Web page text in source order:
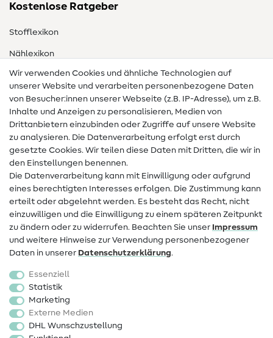
Kostenlose Ratgeber
Stofflexikon
Nählexikon
Nähanleitungen
Hilfe & Kontakt
Kontakt
Infos zum Betreiberwechsel
FAQ
Widerrufsrecht
Beliebt
Stoffe
Sale
Schnittmuster
Wir verwenden Cookies und ähnliche Technologien auf
unserer Website und verarbeiten personenbezogene Daten
von Besucher:innen unserer Webseite (z.B. IP-Adresse), um z.B.
Inhalte und Anzeigen zu personalisieren, Medien von
Drittanbietern einzubinden oder Zugriffe auf unsere Website
zu analysieren. Die Datenverarbeitung erfolgt erst durch
gesetzte Cookies. Wir teilen diese Daten mit Dritten, die wir in
den Einstellungen benennen.
Die Datenverarbeitung kann mit Einwilligung oder aufgrund
eines berechtigten Interesses erfolgen. Die Zustimmung kann
erteilt oder abgelehnt werden. Es besteht das Recht, nicht
einzuwilligen und die Einwilligung zu einem späteren Zeitpunkt
zu ändern oder zu widerrufen. Beachten Sie unser Impressum
und weitere Hinweise zur Verwendung personenbezogener
Daten in unserer Daten­schutz­erklärung.
Essenziell
Statistik
Marketing
Externe Medien
DHL Wunschzustellung